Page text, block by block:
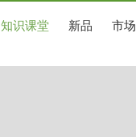
知识课堂 新品 市场